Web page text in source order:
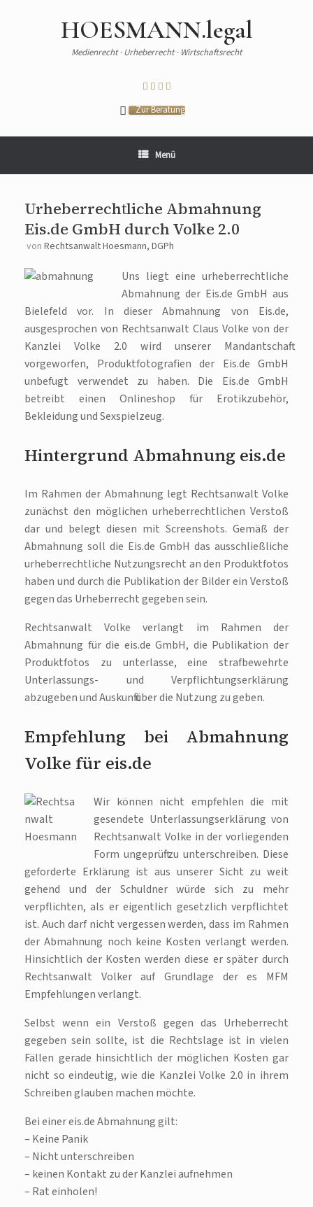
HOESMANN.legal
Medienrecht · Urheberrecht · Wirtschaftsrecht
Zur Beratung
Menü
Urheberrechtliche Abmahnung
Eis.de GmbH durch Volke 2.0
von Rechtsanwalt Hoesmann, DGPh
Uns liegt eine urheberrechtliche
Abmahnung der Eis.de GmbH aus
Bielefeld vor. In dieser Abmahnung von Eis.de,
ausgesprochen von Rechtsanwalt Claus Volke von der
Kanzlei Volke 2.0 wird unserer Mandantschaft
vorgeworfen, Produktfotografien der Eis.de GmbH
unbefugt verwendet zu haben. Die Eis.de GmbH
betreibt einen Onlineshop für Erotikzubehör,
Bekleidung und Sexspielzeug.
Hintergrund Abmahnung eis.de
Im Rahmen der Abmahnung legt Rechtsanwalt Volke
zunächst den möglichen urheberrechtlichen Verstoß
dar und belegt diesen mit Screenshots. Gemäß der
Abmahnung soll die Eis.de GmbH das ausschließliche
urheberrechtliche Nutzungsrecht an den Produktfotos
haben und durch die Publikation der Bilder ein Verstoß
gegen das Urheberrecht gegeben sein.
Rechtsanwalt Volke verlangt im Rahmen der
Abmahnung für die eis.de GmbH, die Publikation der
Produktfotos zu unterlasse, eine strafbewehrte
Unterlassungs- und Verpflichtungserklärung
abzugeben und Auskunft über die Nutzung zu geben.
Empfehlung bei Abmahnung
Volke für eis.de
Wir können nicht empfehlen die mit
gesendete Unterlassungserklärung von
Rechtsanwalt Volke in der vorliegenden
Form ungeprüft zu unterschreiben. Diese
geforderte Erklärung ist aus unserer Sicht zu weit
gehend und der Schuldner würde sich zu mehr
verpflichten, als er eigentlich gesetzlich verpflichtet
ist. Auch darf nicht vergessen werden, dass im Rahmen
der Abmahnung noch keine Kosten verlangt werden.
Hinsichtlich der Kosten werden diese er später durch
Rechtsanwalt Volker auf Grundlage der es MFM
Empfehlungen verlangt.
Selbst wenn ein Verstoß gegen das Urheberrecht
gegeben sein sollte, ist die Rechtslage ist in vielen
Fällen gerade hinsichtlich der möglichen Kosten gar
nicht so eindeutig, wie die Kanzlei Volke 2.0 in ihrem
Schreiben glauben machen möchte.
Bei einer eis.de Abmahnung gilt:
– Keine Panik
– Nicht unterschreiben
– keinen Kontakt zu der Kanzlei aufnehmen
– Rat einholen!